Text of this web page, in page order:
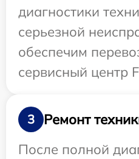
диагностики
серьезной
обеспечим
сервисный центр
3
Ремонт
После полной